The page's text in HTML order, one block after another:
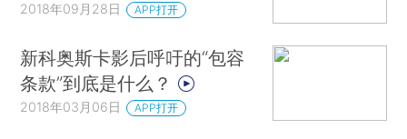
2018年09月28日 APP打开
新科奥斯卡影后呼吁的“包容
条款”到底是什么？
2018年03月06日 APP打开